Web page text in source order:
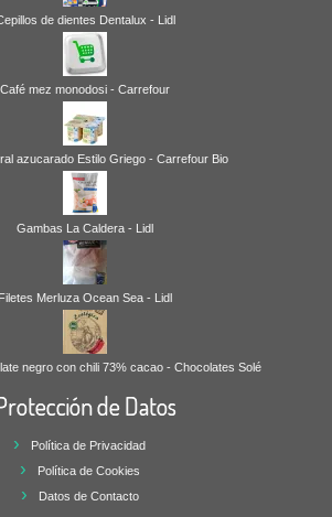
de dientes Dentalux - Lidl
Café mez monodosi - Carrefour
azucarado Estilo Griego - Carrefour Bio
Gambas La Caldera - Lidl
Filetes Merluza Ocean Sea - Lidl
negro con chili 73% cacao - Chocolates Solé
de Datos
Política de Privacidad
Política de Cookies
Datos de Contacto